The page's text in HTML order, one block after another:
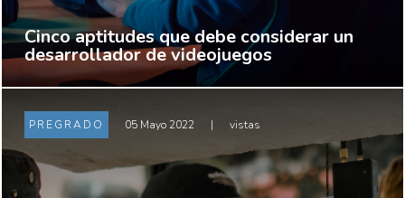
Cinco aptitudes que debe considerar un
desarrollador de videojuegos
PREGRADO 05 Mayo 2022 | vistas